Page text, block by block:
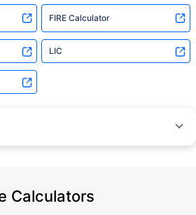
FIRE Calculator
LIC
rate or recommend any particular insurer
Calculators